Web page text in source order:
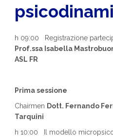
h 09:00 Registrazione
Prof.ssa Isabella
ASL FR
Prima sessione
Chairmen Dott. Fernando
Tarquini
h 10:00 Il modello